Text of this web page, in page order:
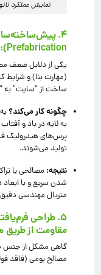
نمایش عملکرد
Prefabrication): حذف خطای انسانی
یکی از دلایل ضعف
(مهارت بنا) و شرایط
ساخت از “سایت” به
چگونه کار می‌کند؟
به لایه در باد و
پرس‌های هیدرولیک
تولید می‌شوند.
نتیجه: مصالحی با
شدن سریع و با
متریال مهندسی
مقاومت از طریق
گاهی مشکل از جنس
مصالح بومی (فاقد